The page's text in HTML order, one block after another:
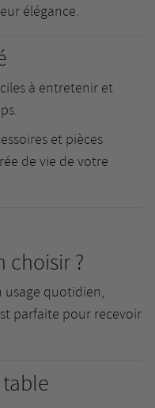
élégance.
à entretenir et
et pièces
de vie de votre
choisir ?
usage quotidien,
parfaite pour recevoir